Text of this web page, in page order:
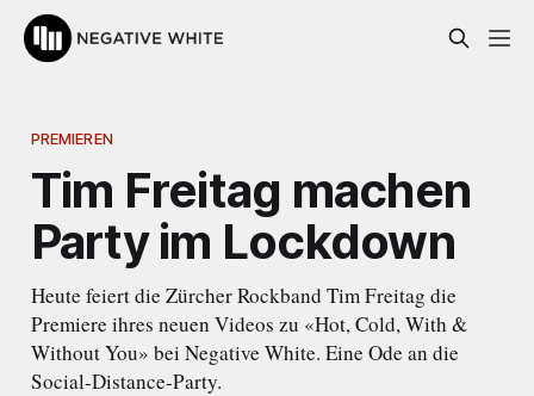
PREMIEREN
Tim Freitag machen
Party im Lockdown
Heute feiert die Zürcher Rockband Tim Freitag die
Premiere ihres neuen Videos zu «Hot, Cold, With &
Without You» bei Negative White. Eine Ode an die
Social-Distance-Party.